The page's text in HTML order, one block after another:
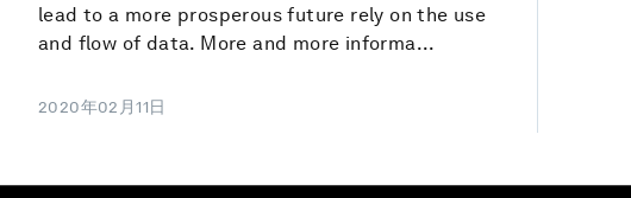
lead to a more prosperous future rely on the use
and flow of data. More and more informa...
2020年02月11日